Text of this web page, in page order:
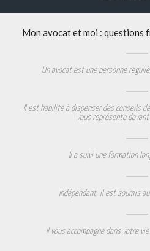
Mon avocat et moi : questions
Un avocat est une personne
Il est habilité à dispenser des conseils
vous représente
Il a suivi une formation
Indépendant, il est soumis
Il vous accompagne dans votre